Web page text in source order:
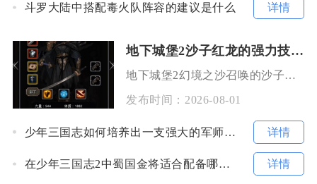
斗罗大陆中搭配毒火队阵容的建议是什么 详情
地下城堡2沙子红龙的强力技能是什么
地下城堡2幻境之沙召唤的沙子红龙核心强力技能为灼热吐息，搭配单体撕裂爪击形成双重压制输出，
发布时间： 2026-08-01
少年三国志如何培养出一支强大的军师队伍 详情
在少年三国志2中蜀国金将适合配备哪种神兵 详情